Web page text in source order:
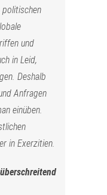
politischen
und
in Leid,
Deshalb
Anfragen
einüben.
in Exerzitien.